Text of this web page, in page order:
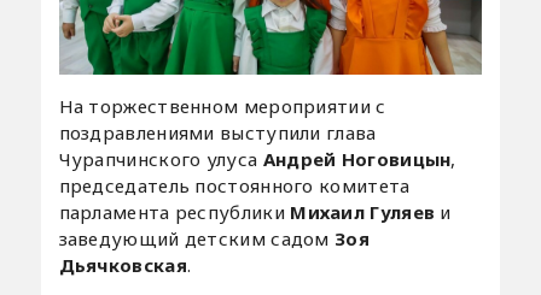
На торжественном мероприятии с
поздравлениями выступили глава
Чурапчинского улуса Андрей Ноговицын,
председатель постоянного комитета
парламента республики Михаил Гуляев и
заведующий детским садом Зоя
Дьячковская.